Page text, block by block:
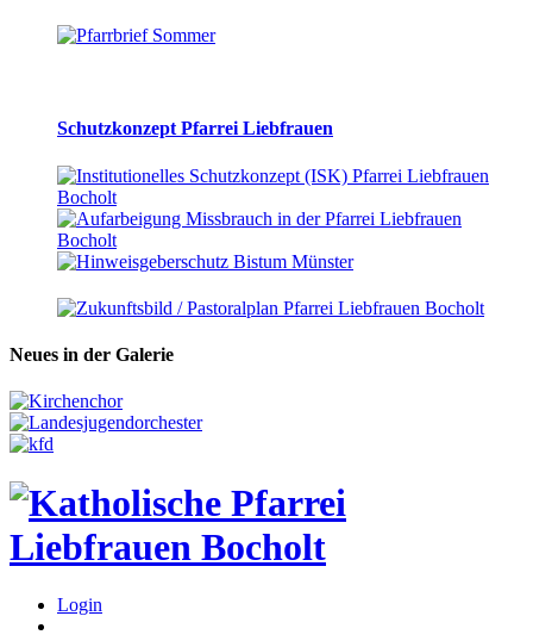
Schutzkonzept Pfarrei Liebfrauen
Neues in der Galerie
Login